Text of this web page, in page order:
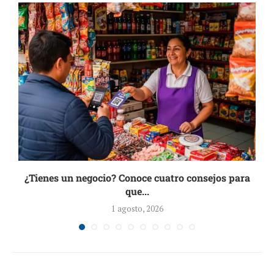
¿Tienes un negocio? Conoce cuatro consejos para
que...
1 agosto, 2026